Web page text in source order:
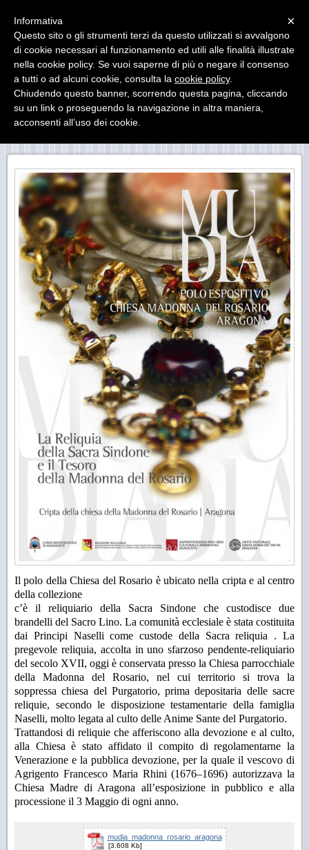
MUseo DIocesano Agrigento
Il Museo Diocesano di Agrigento ha sede presso il
Palazzo Arcivescovile
CRIPTA CHIESA DEL ROSARIO
Il polo della Chiesa del Rosario è ubicato nella cripta e al centro
della collezione
c’è il reliquiario della Sacra Sindone che custodisce due
brandelli del Sacro Lino. La comunità ecclesiale è stata costituita
dai Principi Naselli come custode della Sacra reliquia . La
pregevole reliquia, accolta in uno sfarzoso pendente-reliquiario
del secolo XVII, oggi è conservata presso la Chiesa parrocchiale
della Madonna del Rosario, nel cui territorio si trova la
soppressa chiesa del Purgatorio, prima depositaria delle sacre
reliquie, secondo le disposizione testamentarie della famiglia
Naselli, molto legata al culto delle Anime Sante del Purgatorio.
Trattandosi di reliquie che afferiscono alla devozione e al culto,
alla Chiesa è stato affidato il compito di regolamentarne la
Venerazione e la pubblica devozione, per la quale il vescovo di
Agrigento Francesco Maria Rhini (1676–1696) autorizzava la
Chiesa Madre di Aragona all’esposizione in pubblico e alla
processione il 3 Maggio di ogni anno.
mudia_madonna_rosario_aragona
[3.608 Kb]
×
Informativa
Questo sito o gli strumenti terzi da questo utilizzati si avvalgono
di cookie necessari al funzionamento ed utili alle finalità illustrate
nella cookie policy. Se vuoi saperne di più o negare il consenso
a tutti o ad alcuni cookie, consulta la cookie policy.
Chiudendo questo banner, scorrendo questa pagina, cliccando
su un link o proseguendo la navigazione in altra maniera,
acconsenti all’uso dei cookie.